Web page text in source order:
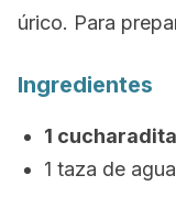
úrico. Para
Ingredientes
1
1 taza de